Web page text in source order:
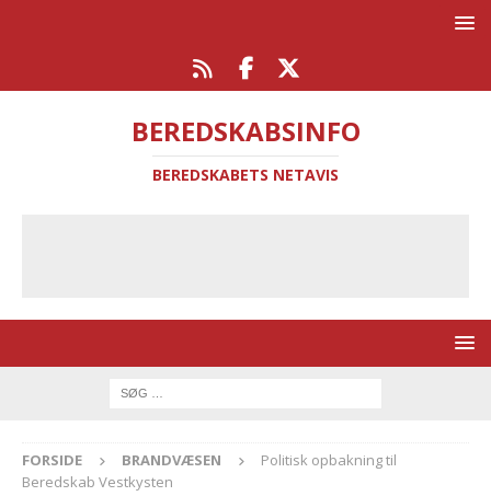
BEREDSKABSINFO
BEREDSKABETS NETAVIS
FORSIDE BRANDVÆSEN
Politisk opbakning til
Beredskab Vestkysten